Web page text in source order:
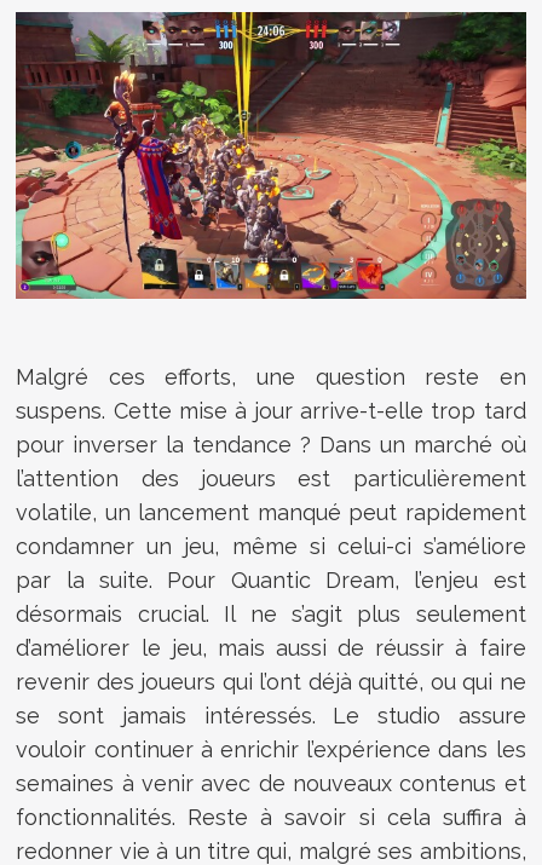
Malgré ces efforts, une question reste en
suspens. Cette mise à jour arrive-t-elle trop tard
pour inverser la tendance ? Dans un marché où
l’attention des joueurs est particulièrement
volatile, un lancement manqué peut rapidement
condamner un jeu, même si celui-ci s’améliore
par la suite. Pour Quantic Dream, l’enjeu est
désormais crucial. Il ne s’agit plus seulement
d’améliorer le jeu, mais aussi de réussir à faire
revenir des joueurs qui l’ont déjà quitté, ou qui ne
se sont jamais intéressés. Le studio assure
vouloir continuer à enrichir l’expérience dans les
semaines à venir avec de nouveaux contenus et
fonctionnalités. Reste à savoir si cela suffira à
redonner vie à un titre qui, malgré ses ambitions,